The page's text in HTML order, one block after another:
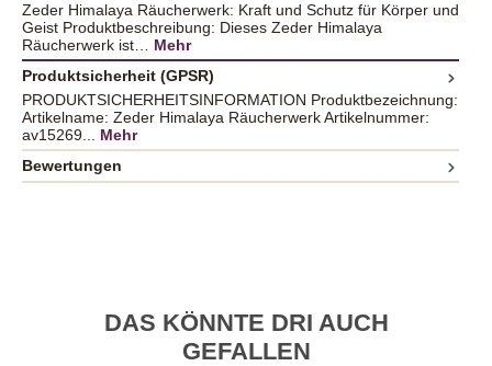
Zeder Himalaya Räucherwerk: Kraft und Schutz für Körper und
Geist Produktbeschreibung: Dieses Zeder Himalaya
Räucherwerk ist… Mehr
Produktsicherheit (GPSR)
PRODUKTSICHERHEITSINFORMATION Produktbezeichnung:
Artikelname: Zeder Himalaya Räucherwerk Artikelnummer:
av15269... Mehr
Bewertungen
DAS KÖNNTE DRI AUCH
GEFALLEN